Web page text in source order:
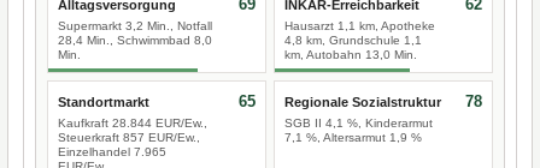
Alltagsversorgung
Supermarkt 3,2 Min., Notfall
28,4 Min., Schwimmbad 8,0
Min.
69 INKAR-Erreichbarkeit
Hausarzt 1,1 km, Apotheke
4,8 km, Grundschule 1,1
km, Autobahn 13,0 Min.
62
Standortmarkt
Kaufkraft 28.844 EUR/Ew.,
Steuerkraft 857 EUR/Ew.,
Einzelhandel 7.965
65 Regionale Sozialstruktur
SGB II 4,1 %, Kinderarmut
7,1 %, Altersarmut 1,9 %
78